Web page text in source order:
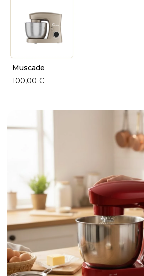
Muscade
100,00 €